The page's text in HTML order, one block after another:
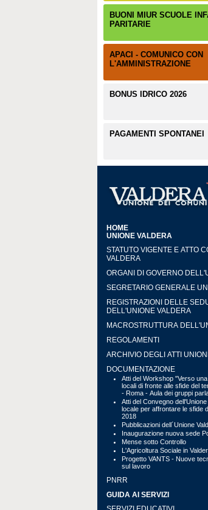
BUONI MIUR SCUOLE
PARITARIE
APACI - COMUNICO CON
L'AMMINISTRAZIONE
BONUS IDRICO 2026
PAGAMENTI SPONTANEI
HOME
UNIONE VALDERA
STATUTO VIGENTE E ATTO
VALDERA
ORGANI DI GOVERNO
SEGRETARIO GENERALE
REGISTRAZIONI DELLE
DELL'UNIONE VALDERA
MACROSTRUTTURA
REGOLAMENTI
ARCHIVIO DEGLI ATTI
DOCUMENTAZIONE
Atti del Workshop "Verso
locali di fronte alle sfide del
- Roma - Aula dei gruppi
Atti del Convegno
locale per affrontare le sfide
2018
Pubblicazioni dell´Unione
Inaugurazione nuova sede
Mense sotto Controllo
L'Agricoltura Sociale in
Progetto VANTS - Nuove
sul lavoro
PNRR
GUIDA AI SERVIZI